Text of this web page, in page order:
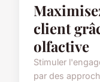
client
olfactive
Stimuler
par des